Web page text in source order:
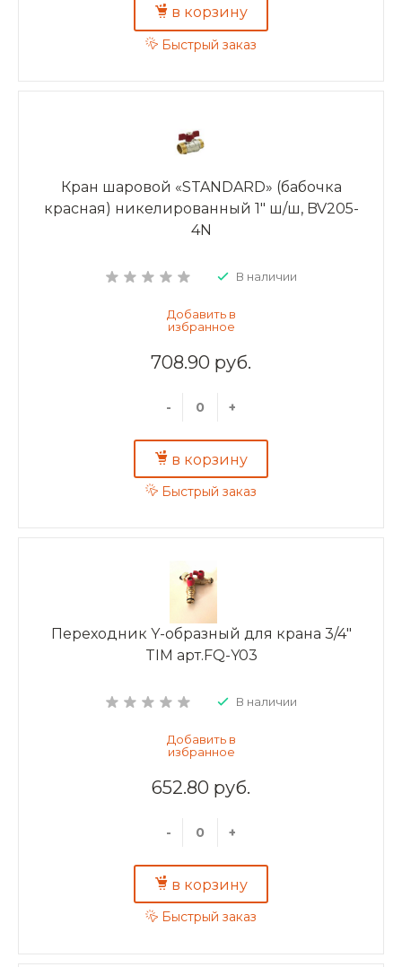
в корзину
Быстрый заказ
Кран шаровой «STANDARD» (бабочка
красная) никелированный 1" ш/ш, BV205-
4N
В наличии
708.90 руб.
- +
в корзину
Быстрый заказ
Переходник Y-образный для крана 3/4"
TIM арт.FQ-Y03
В наличии
652.80 руб.
- +
в корзину
Быстрый заказ